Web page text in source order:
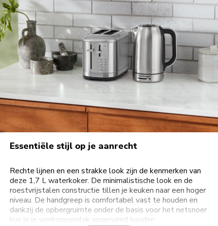
Essentiële stijl op je aanrecht
Rechte lijnen en een strakke look zijn de kenmerken van
deze 1,7 L waterkoker. De minimalistische look en de
roestvrijstalen constructie tillen je keuken naar een hoger
niveau. De handgreep is comfortabel vast te houden en
dankzij de opbergruimte onder de basis voor het netsnoer
kun je je werkoppervlak opgeruimd houden.